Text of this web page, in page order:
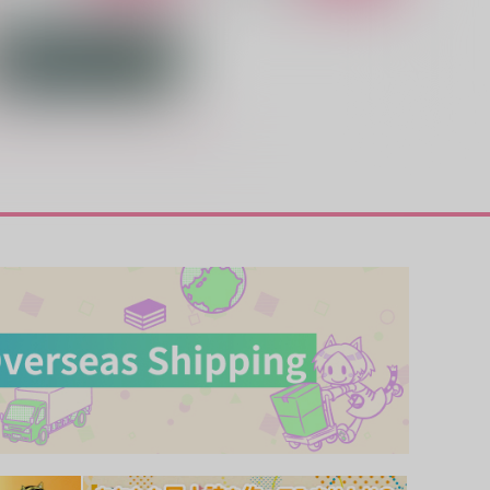
円（税込）
ヤのＡ 御幸一也×沢村栄純
サンプル